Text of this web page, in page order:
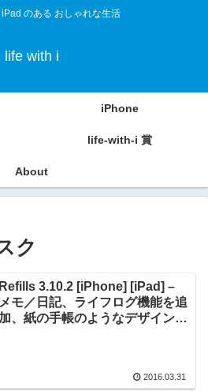
のある おしゃれな生活
life with i
iPhone
life-with-i 賞
About
ク
Refills 3.10.2 [iPhone] [iPad] –
メモ／日記、ライフログ機能を追
加、紙の手帳のようなデザインの
2016.03.31